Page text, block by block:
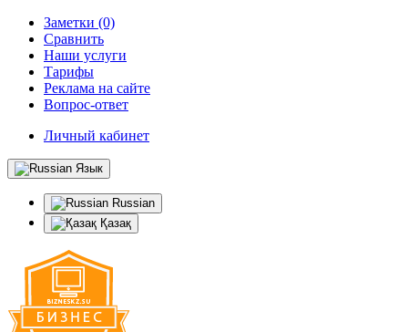
Заметки (0)
Сравнить
Наши услуги
Тарифы
Реклама на сайте
Вопрос-ответ
Личный кабинет
Язык
Russian
Қазақ